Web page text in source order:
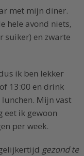
met mijn diner.
hele avond niets,
suiker) en zwarte
ik ben lekker
13:00 en drink
Mijn vast
eet ik gewoon
per week.
gezond te